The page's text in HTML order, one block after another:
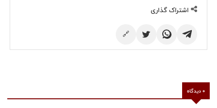
اشتراک گذاری
🔗
0 دیدگاه